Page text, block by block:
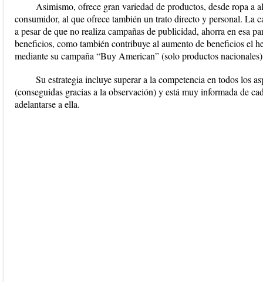
Asimismo, ofrece gran variedad de productos, desde ropa a
consumidor, al que ofrece también un trato directo y personal. La
a pesar de que no realiza campañas de publicidad, ahorra en esa
beneficios, como también contribuye al aumento de beneficios el
mediante su campaña “Buy American” (solo productos
Su estrategia incluye superar a la competencia en todos los
(conseguidas gracias a la observación) y está muy informada de
adelantarse a ella.